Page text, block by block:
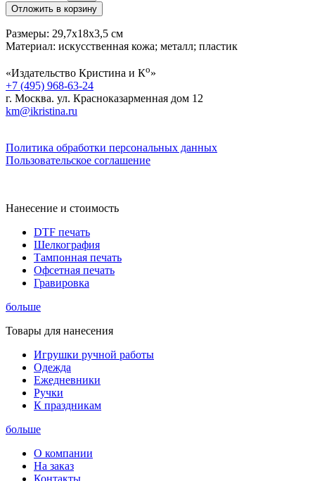
Отложить в корзину
Размеры: 29,7х18х3,5 см
Материал: искусственная кожа; металл; пластик
«Издательство Кристина и Ко»
+7 (495) 968-63-24
г. Москва. ул. Красноказарменная дом 12
km@ikristina.ru
Политика обработки персональных данных
Пользовательское соглашение
Нанесение и стоимость
DTF печать
Шелкография
Тампонная печать
Офсетная печать
Гравировка
больше
Товары для нанесения
Игрушки ручной работы
Одежда
Ежедневники
Ручки
К праздникам
больше
О компании
На заказ